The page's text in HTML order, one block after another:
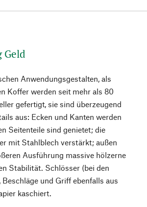
Geld
Anwendungsgestalten, als
Koffer werden seit mehr als 80
gefertigt, sie sind überzeugend
aus: Ecken und Kanten werden
Seitenteile sind genietet; die
mit Stahlblech verstärkt; außen
Ausführung massive hölzerne
Stabilität. Schlösser (bei den
und Griff ebenfalls aus
kaschiert.